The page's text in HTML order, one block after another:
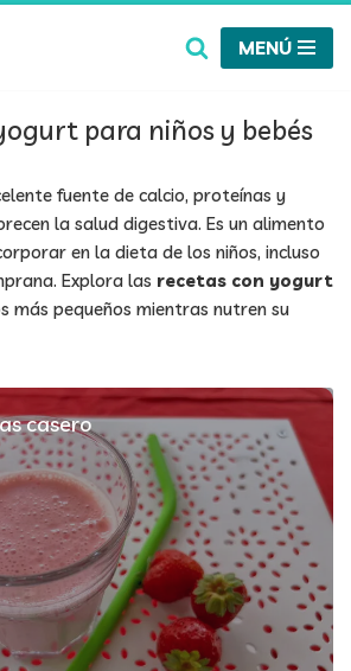
MENÚ
para niños y bebés
fuente de calcio, proteínas y
la salud digestiva. Es un alimento
en la dieta de los niños, incluso
Explora las recetas con yogurt
más pequeños mientras nutren su
casero